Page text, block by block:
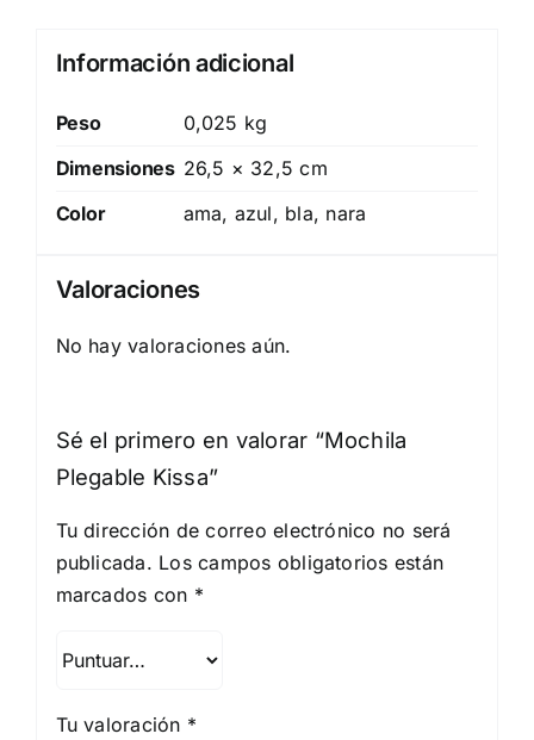
Información adicional
Peso
0,025 kg
Dimensiones 26,5 × 32,5 cm
Color
ama, azul, bla, nara
Valoraciones
No hay valoraciones aún.
Sé el primero en valorar “Mochila
Plegable Kissa”
Tu dirección de correo electrónico no será
publicada. Los campos obligatorios están
marcados con *
Tu valoración *